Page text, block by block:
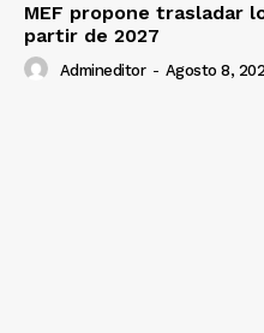
MEF propone trasladar
partir de 2027
Admineditor - Agosto 8,